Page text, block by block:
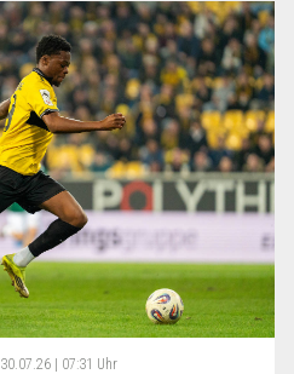
30.07.26 | 07:31 Uhr